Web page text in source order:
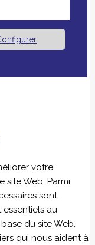
votre
site Web. Parmi
sont
au
du site Web.
qui nous aident à